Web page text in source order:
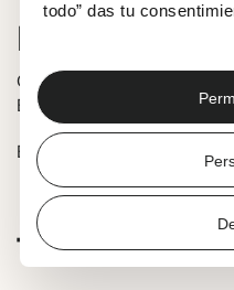
todo” das tu
INFORMACIÓN
Cuentacuentos infantil ‘La
Beldebil.
Entrada gratuíta, hasta
TE PUEDE